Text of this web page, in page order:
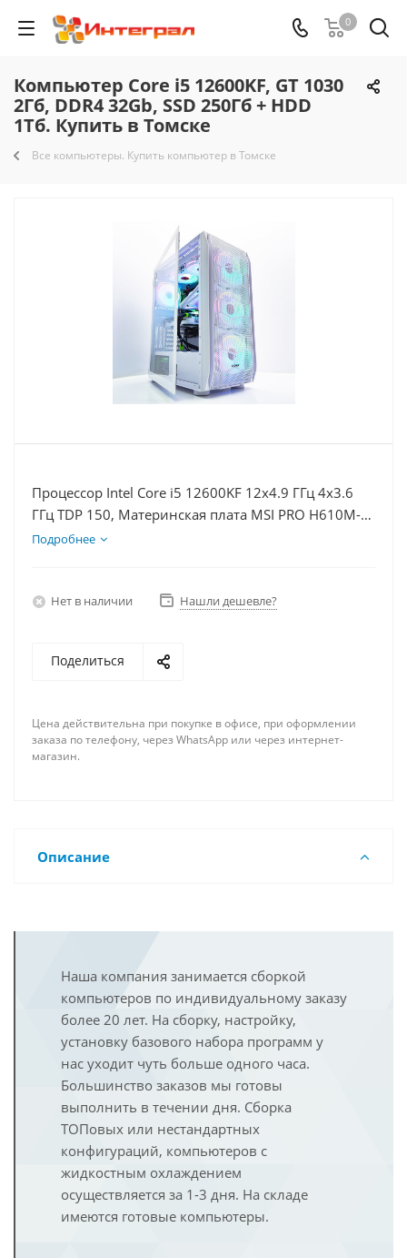
0
Компьютер Core i5 12600KF, GT 1030
2Гб, DDR4 32Gb, SSD 250Гб + HDD
1Тб. Купить в Томске
Все компьютеры. Купить компьютер в Томске
Процессор Intel Core i5 12600KF 12x4.9 ГГц 4x3.6
ГГц TDP 150, Материнская плата MSI PRO H610M-E,
Видеокарта GT 1030 2Гб, Память DDR4 32Gb,
Подробнее
Нет в наличии Нашли дешевле?
Поделиться
Цена действительна при покупке в офисе, при оформлении
заказа по телефону, через WhatsApp или через интернет-
магазин.
Описание
Наша компания занимается сборкой
компьютеров по индивидуальному заказу
более 20 лет. На сборку, настройку,
установку базового набора программ у
нас уходит чуть больше одного часа.
Большинство заказов мы готовы
выполнить в течении дня. Сборка
ТОПовых или нестандартных
конфигураций, компьютеров с
жидкостным охлаждением
осуществляется за 1-3 дня. На складе
имеются готовые компьютеры.